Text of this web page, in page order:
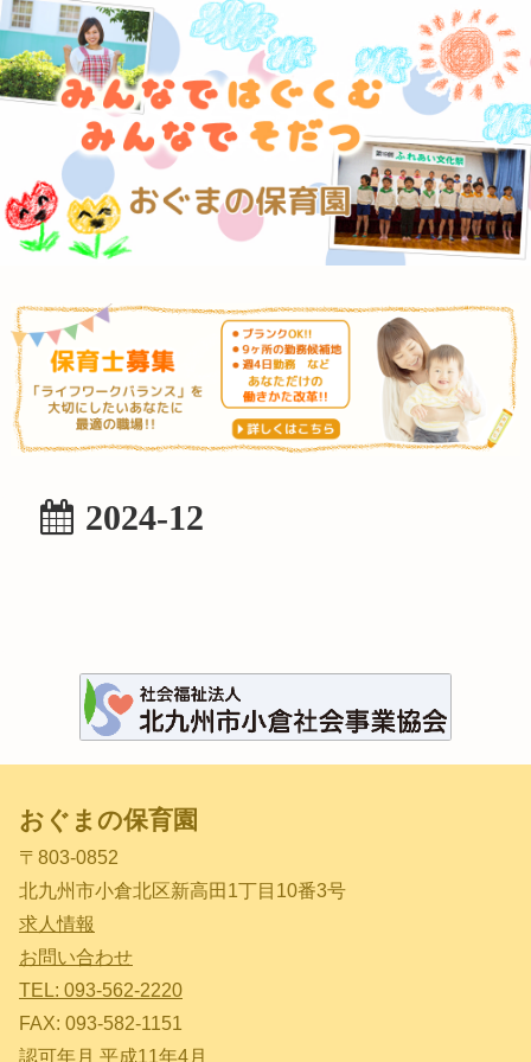
2024-12
おぐまの保育園
〒803-0852
北九州市小倉北区新高田1丁目10番3号
求人情報
お問い合わせ
TEL: 093-562-2220
FAX: 093-582-1151
認可年月 平成11年4月